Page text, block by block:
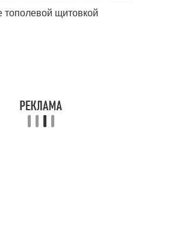
щитовкой